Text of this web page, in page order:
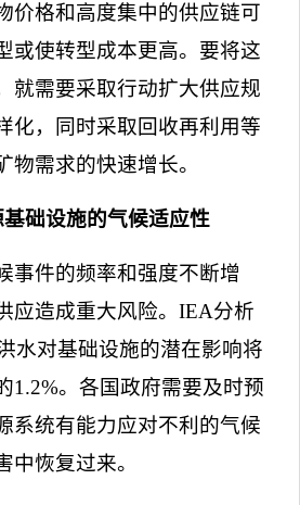
价格和高度集中的供应链可
或使转型成本更高。要将这
就需要采取行动扩大供应规
化，同时采取回收再利用等
物需求的快速增长。
础设施的气候适应性
事件的频率和强度不断增
应造成重大风险。IEA分析
水对基础设施的潜在影响将
1.2%。各国政府需要及时预
系统有能力应对不利的气候
中恢复过来。